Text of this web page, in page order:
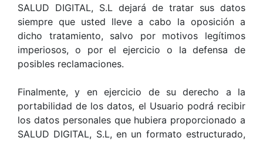
SALUD DIGITAL, S.L dejará de tratar sus datos
siempre que usted lleve a cabo la oposición a
dicho tratamiento, salvo por motivos legítimos
imperiosos, o por el ejercicio o la defensa de
posibles reclamaciones.
Finalmente, y en ejercicio de su derecho a la
portabilidad de los datos, el Usuario podrá recibir
los datos personales que hubiera proporcionado a
SALUD DIGITAL, S.L, en un formato estructurado,